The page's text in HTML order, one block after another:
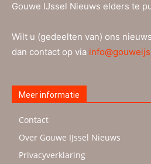
Gouwe IJssel Nieuws elders te
Wilt u (gedeelten van) ons
dan contact op via
Meer informatie
Contact
Over Gouwe IJssel Nieuws
Privacyverklaring